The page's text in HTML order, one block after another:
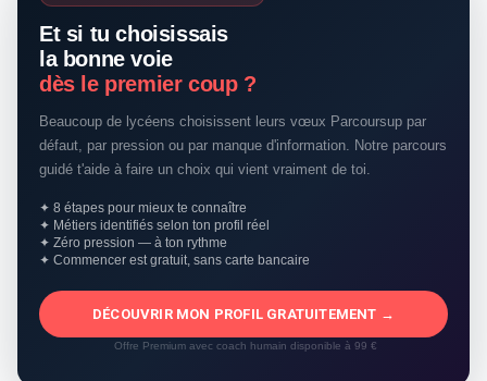
Et si tu choisissais
la bonne voie
dès le premier coup ?
Beaucoup de lycéens choisissent leurs vœux Parcoursup par
défaut, par pression ou par manque d'information. Notre parcours
guidé t'aide à faire un choix qui vient vraiment de toi.
✦ 8 étapes pour mieux te connaître
✦ Métiers identifiés selon ton profil réel
✦ Zéro pression — à ton rythme
✦ Commencer est gratuit, sans carte bancaire
DÉCOUVRIR MON PROFIL GRATUITEMENT →
Offre Premium avec coach humain disponible à 99 €